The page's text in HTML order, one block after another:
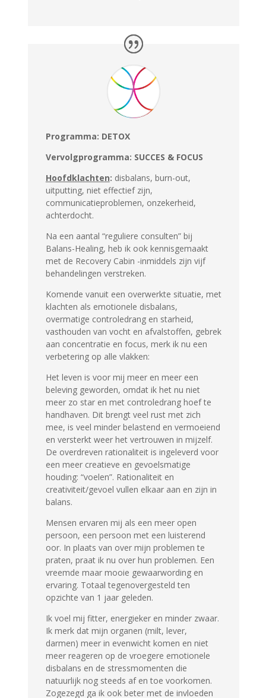
Programma: DETOX
Vervolgprogramma: SUCCES & FOCUS
Hoofdklachten: disbalans, burn-out,
uitputting, niet effectief zijn,
communicatieproblemen, onzekerheid,
achterdocht.
Na een aantal “reguliere consulten” bij
Balans-Healing, heb ik ook kennisgemaakt
met de Recovery Cabin -inmiddels zijn vijf
behandelingen verstreken.
Komende vanuit een overwerkte situatie, met
klachten als emotionele disbalans,
overmatige controledrang en starheid,
vasthouden van vocht en afvalstoffen, gebrek
aan concentratie en focus, merk ik nu een
verbetering op alle vlakken:
Het leven is voor mij meer en meer een
beleving geworden, omdat ik het nu niet
meer zo star en met controledrang hoef te
handhaven. Dit brengt veel rust met zich
mee, is veel minder belastend en vermoeiend
en versterkt weer het vertrouwen in mijzelf.
De overdreven rationaliteit is ingeleverd voor
een meer creatieve en gevoelsmatige
houding: “voelen”. Rationaliteit en
creativiteit/gevoel vullen elkaar aan en zijn in
balans.
Mensen ervaren mij als een meer open
persoon, een persoon met een luisterend
oor. In plaats van over mijn problemen te
praten, praat ik nu over hun problemen. Een
vreemde maar mooie gewaarwording en
ervaring. Totaal tegenovergesteld ten
opzichte van 1 jaar geleden.
Ik voel mij fitter, energieker en minder zwaar.
Ik merk dat mijn organen (milt, lever,
darmen) meer in evenwicht komen en niet
meer reageren op de vroegere emotionele
disbalans en de stressmomenten die
natuurlijk nog steeds af en toe voorkomen.
Zogezegd ga ik ook beter met de invloeden